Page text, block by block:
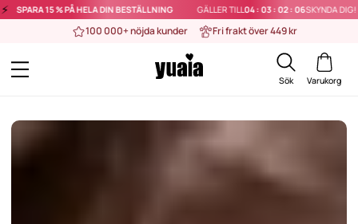
PÅ HELA DIN BESTÄLLNING GÄLLER TILL :03:02:04SKYNDA DIG! ⚡️
100 000+ nöjda kunder Fri frakt över 449 kr
Sök Varukorg